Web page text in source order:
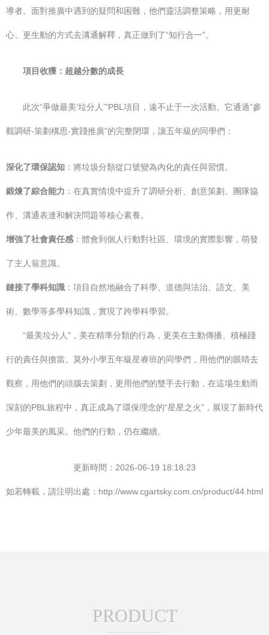
導者。面對推廣中遇到的疑問和困難，他們靈活調整策略，用更耐
心、更生動的方式去溝通解釋，真正做到了“知行合一”。
項目收獲：超越分數的成長
此次“爭做最美‘垃分人’”PBL項目，遠不止于一次活動。它通過“參
觀調研-策劃構思-實踐推廣”的完整閉環，讓五年級的同學們：
深化了環保認知 ：將垃圾分類從口號變為內化的責任與習慣。
鍛煉了綜合能力 ：在真實情境中提升了調研分析、創意策劃、團隊協
作、溝通表達和解決問題等核心素養。
增強了社會責任感 ：體會到個人行動對社區、環境的實際影響，萌發
了主人翁意識。
鏈接了學科知識 ：項目自然地融合了科學、道德與法治、語文、美
術、數學等多學科知識，實現了跨學科學習。
“最美垃分人”，美在精準分類的行為，更美在主動傳播、積極踐
行的責任與擔當。莫外小學五年級星睿班的同學們，用他們的眼睛去
觀察，用他們的頭腦去策劃，更用他們的雙手去行動，在這場生動而
深刻的PBL旅程中，真正成為了環保理念的“星星之火”，展現了新時代
少年最美的風采。他們的行動，仍在繼續。
更新時間：2026-06-19 18:18:23
如若轉載，請注明出處：http://www.cgartsky.com.cn/product/44.html
PRODUCT